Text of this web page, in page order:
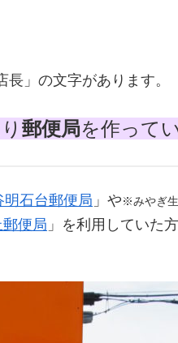
長」の文字があります。
郵便局を作って
明石台郵便局 」や※みやぎ
便局 」を利用していた